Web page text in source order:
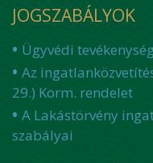
JOGSZABÁLYOK
Ügyvédi
Az
29.) Korm. rendelet
A Lakástörvény
szabályai